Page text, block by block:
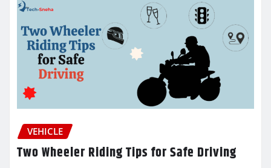
VEHICLE
Two Wheeler Riding Tips for Safe Driving